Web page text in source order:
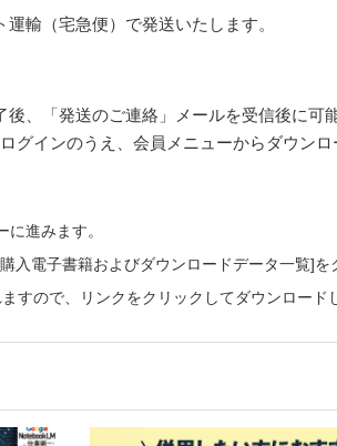
輸（宅急便）で発送いたします。
、「発送のご連絡」メールを受信後に可
グインのうえ、会員メニューからダウンロ
進みます。
入電子書籍およびダウンロードデータ一覧]を
すので、リンクをクリックしてダウンロード